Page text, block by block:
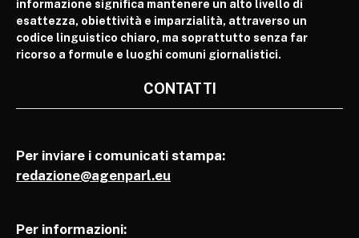
informazione significa mantenere un alto livello di
esattezza, obiettività e imparzialità, attraverso un
codice linguistico chiaro, ma soprattutto senza far
ricorso a formule e luoghi comuni giornalistici.
CONTATTI
Per inviare i comunicati stampa:
redazione@agenparl.eu
Per informazioni: